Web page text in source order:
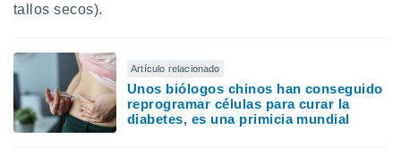
En
el sitio
tallos secos).
Artículo relacionado
Unos biólogos chinos han conseguido
reprogramar células para curar la
diabetes, es una primicia mundial